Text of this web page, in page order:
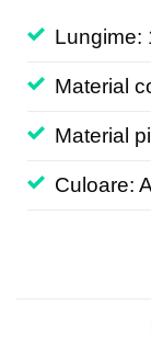
Lungime:
Material
Material
Culoare: